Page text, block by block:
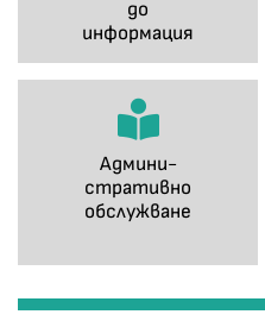
до
информация
Админи-
стративно
обслужване